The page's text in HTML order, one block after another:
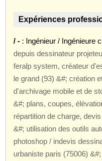
Expériences
/ - : Ingénieur / Ingénieure
depuis dessinateur
feralp system, créateur
le grand (93) &#; création
d'archivage mobile et de
&#; plans, coupes,
répartition de charge,
&#; utilisation des outils
photoshop / indevis
urbaniste paris (75006)